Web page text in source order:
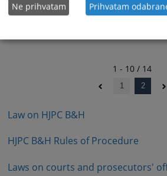
Law on HJPC B&H
HJPC B&H Rules of Procedure
Laws on courts and prosecutors'
1 - 10 / 14
1 2
Ne prihvatam Prihvatam